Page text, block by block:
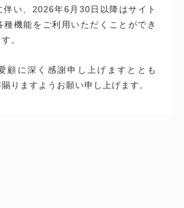
伴い、2026年6月30日以降はサイト
種機能をご利用いただくことができ
。
顧に深く感謝申し上げますととも
りますようお願い申し上げます。